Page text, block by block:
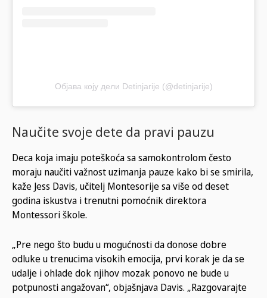
Објава коју дели Detinjarije (@detinjarije)
Naučite svoje dete da pravi pauzu
Deca koja imaju poteškoća sa samokontrolom često
moraju naučiti važnost uzimanja pauze kako bi se smirila,
kaže Jess Davis, učitelj Montesorije sa više od deset
godina iskustva i trenutni pomoćnik direktora
Montessori škole.
„Pre nego što budu u mogućnosti da donose dobre
odluke u trenucima visokih emocija, prvi korak je da se
udalje i ohlade dok njihov mozak ponovo ne bude u
potpunosti angažovan“, objašnjava Davis. „Razgovarajte